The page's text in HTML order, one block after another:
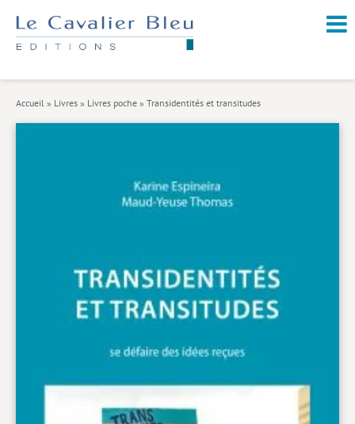
CATALOGUE
Économie et société
Géopolitique
Nature et environnement
Religions
Santé et médecine
Sciences
Livres poche
Index général des titres
Accueil » Livres » Livres poche » Transidentités et transitudes